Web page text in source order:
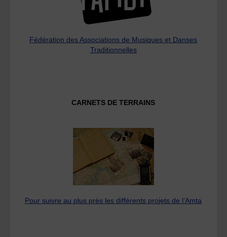
Fédération des Associations de Musiques et Danses
Traditionnelles
CARNETS DE TERRAINS
Pour suivre au plus près les différents projets de l’Amta